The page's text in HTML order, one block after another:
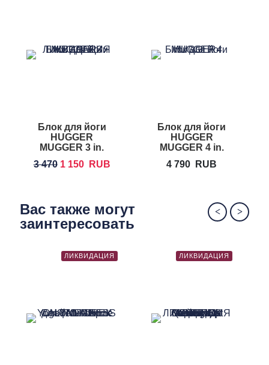
Блок для йоги
HUGGER
MUGGER 3 in.
3 470 1 150 RUB
Блок для йоги
HUGGER
MUGGER 4 in.
Block
4 790 RUB
Вас также могут
заинтересовать
ЛИКВИДАЦИЯ ЛИКВИДАЦИЯ